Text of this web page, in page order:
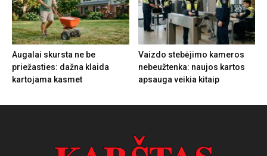
Augalai skursta ne be
priežasties: dažna klaida
kartojama kasmet
Vaizdo stebėjimo kameros
nebeužtenka: naujos kartos
apsauga veikia kitaip